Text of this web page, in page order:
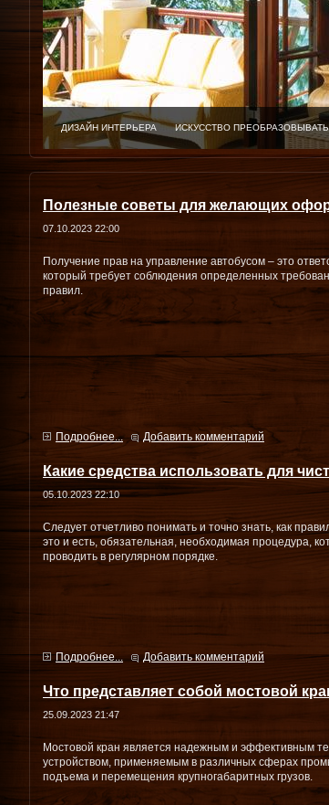
ДИЗАЙН ИНТЕРЬЕРА ИСКУССТВО
Полезные советы для желающих
07.10.2023 22:00
Получение прав на управление автобусом – это
который требует соблюдения определенных
правил.
Подробнее... Добавить комментарий
Какие средства использовать для
05.10.2023 22:10
Следует отчетливо понимать и точно знать, как
это и есть, обязательная, необходимая процедура,
проводить в регулярном порядке.
Подробнее... Добавить комментарий
Что представляет собой мостовой
25.09.2023 21:47
Мостовой кран является надежным и эффективным
устройством, применяемым в различных сферах
подъема и перемещения крупногабаритных грузов.